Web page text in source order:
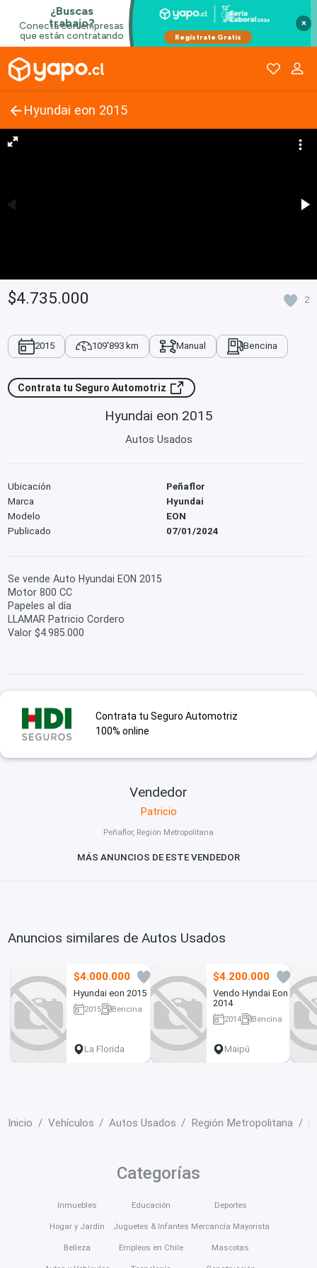
×
Hyundai eon 2015
$4.735.000 2
2015 109'893 km Manual Bencina
Contrata tu Seguro Automotriz
Hyundai eon 2015
Autos Usados
Ubicación
Peñaflor
Marca
Hyundai
Modelo
EON
Publicado
07/01/2024
Se vende Auto Hyundai EON 2015
Motor 800 CC
Papeles al día
LLAMAR Patricio Cordero
Valor $4.985.000
Contrata tu Seguro Automotriz
100% online
Vendedor
Patricio
Peñaflor, Región Metropolitana
MÁS ANUNCIOS DE ESTE VENDEDOR
Anuncios similares de Autos Usados
$4.000.000
Hyundai eon 2015
2015
Bencina
La Florida
$4.200.000
Vendo Hyndai Eon
2014
2014
Bencina
Maipú
Inicio Vehículos Autos Usados Región Metropolitana
Categorías
Inmuebles
Hogar y Jardín
Belleza
Educación
Juguetes & Infantes
Empleos en Chile
Deportes
Mercancía Mayorista
Mascotas